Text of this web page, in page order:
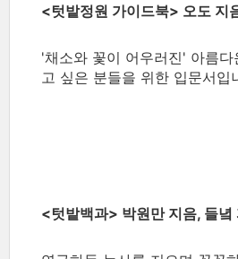
<텃밭정원 가이드북> 오도 지
'채소와 꽃이 어우러진' 아름
고 싶은 분들을 위한 입문서입
<텃밭백과> 박원만 지음, 들녘